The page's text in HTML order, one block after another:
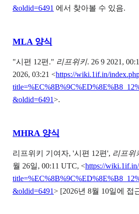
&oldid=6491 에서 찾아볼 수 있음.
MLA 양식
"시편 12편." 리프위키. 26 9 2021,
2026, 03:21 <https://wiki.1if.in/
&oldid=6491>.
MHRA 양식
리프위키 기여자, '시편 12편', 리프위
월 26일, 00:11 UTC, <https://
&oldid=6491> [2026년 8월 10일에 접